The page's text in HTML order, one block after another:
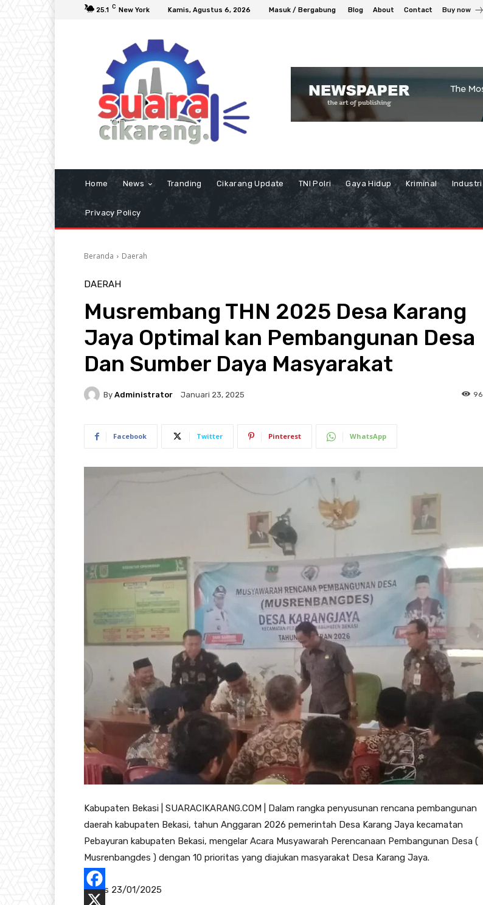
25.1 C New York Kamis, Agustus 6, 2026 Masuk / Bergabung Blog About Contact Buy now
Home News Tranding Cikarang Update TNI Polri Gaya Hidup Kriminal Industri
Privacy Policy
Beranda Daerah
DAERAH
Musrembang THN 2025 Desa Karang
Jaya Optimal kan Pembangunan Desa
Dan Sumber Daya Masyarakat
By Administrator Januari 23, 2025 96
Facebook Twitter Pinterest WhatsApp
Kabupaten Bekasi | SUARACIKARANG.COM | Dalam rangka penyusunan rencana pembangunan
daerah kabupaten Bekasi, tahun Anggaran 2026 pemerintah Desa Karang Jaya kecamatan
Pebayuran kabupaten Bekasi, mengelar Acara Musyawarah Perencanaan Pembangunan Desa (
Musrenbangdes ) dengan 10 prioritas yang diajukan masyarakat Desa Karang Jaya.
Kamis 23/01/2025